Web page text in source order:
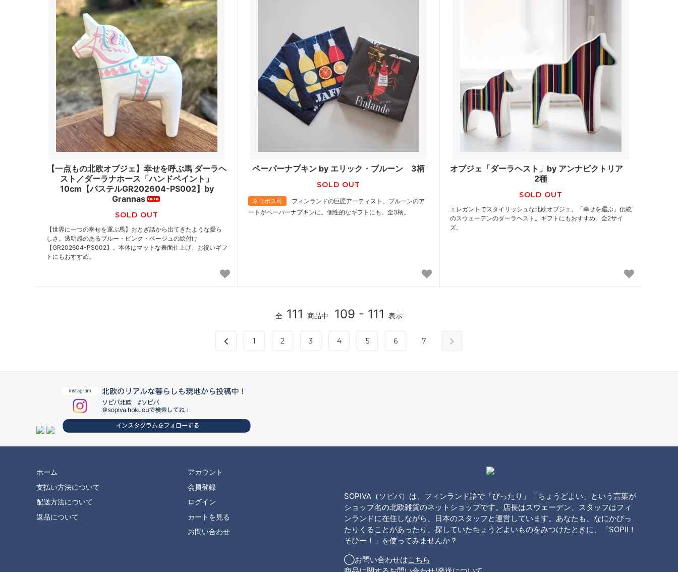
【一点もの北欧オブジェ】幸せを呼ぶ馬 ダーラヘ
スト／ダーラナホース「ハンドペイント」
10cm【パステルGR202604-PS002】by
Grannas
SOLD OUT
【世界に一つの幸せを運ぶ馬】おとぎ話から出てきたような愛ら
しさ。透明感のあるブルー・ピンク・ベージュの絵付け
【GR202604-PS002】。本体はマットな表面仕上げ。お祝いギフ
トにもおすすめ。
ペーパーナプキン by エリック・ブルーン 3柄
SOLD OUT
ネコポス可
フィンランドの巨匠アーティスト、ブルーンのア
ートがペーパーナプキンに。個性的なギフトにも。全3柄。
オブジェ「ダーラヘスト」by アンナビクトリア
2種
SOLD OUT
エレガントでスタイリッシュな北欧オブジェ。「幸せを運ぶ」伝統
のスウェーデンのダーラヘスト。ギフトにもおすすめ。全2サイ
ズ。
全 111 商品中 109 - 111 表示
1 2 3 4 5 6 7
SOPIVA（ソピバ）は、フィンランド語で「ぴったり」「ちょうどよい」という言葉が
ショップ名の北欧雑貨のネットショップです。店長はスウェーデン、スタッフはフィ
ンランドに在住しながら、日本のスタッフと運営しています。あなたも、なにかぴっ
たりくることがあったり、探していたちょうどよいものをみつけたときに、「SOPII！
そぴー！」を使ってみませんか？
◯お問い合わせはこちら
ホーム
支払い方法について
配送方法について
返品について
アカウント
会員登録
ログイン
カートを見る
お問い合わせ